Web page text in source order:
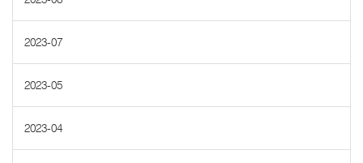
2023-07
2023-05
2023-04